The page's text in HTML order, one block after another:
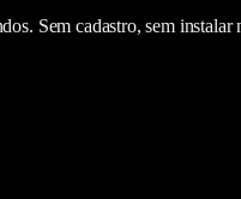
Sem cadastro, sem instalar